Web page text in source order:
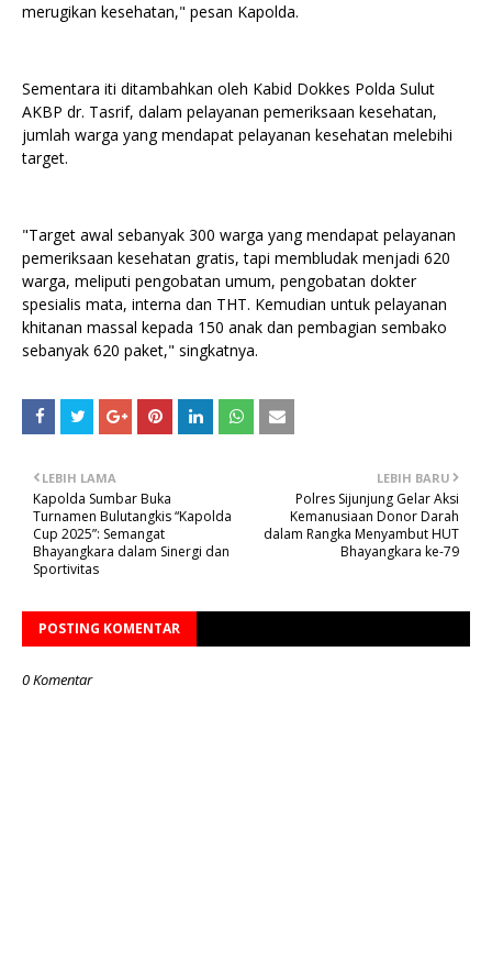
merugikan kesehatan," pesan Kapolda.
Sementara iti ditambahkan oleh Kabid Dokkes Polda Sulut
AKBP dr. Tasrif, dalam pelayanan pemeriksaan kesehatan,
jumlah warga yang mendapat pelayanan kesehatan melebihi
target.
"Target awal sebanyak 300 warga yang mendapat pelayanan
pemeriksaan kesehatan gratis, tapi membludak menjadi 620
warga, meliputi pengobatan umum, pengobatan dokter
spesialis mata, interna dan THT. Kemudian untuk pelayanan
khitanan massal kepada 150 anak dan pembagian sembako
sebanyak 620 paket," singkatnya.
LEBIH BARU
Polres Sijunjung Gelar Aksi
Kemanusiaan Donor Darah
dalam Rangka Menyambut HUT
Bhayangkara ke-79
LEBIH LAMA
Kapolda Sumbar Buka
Turnamen Bulutangkis “Kapolda
Cup 2025”: Semangat
Bhayangkara dalam Sinergi dan
Sportivitas
POSTING KOMENTAR
0 Komentar